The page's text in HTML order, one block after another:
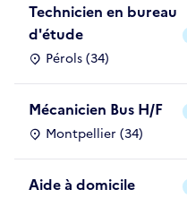
Technicien en bureau
d'étude
Pérols (34)
Mécanicien Bus H/F
Montpellier (34)
Aide à domicile